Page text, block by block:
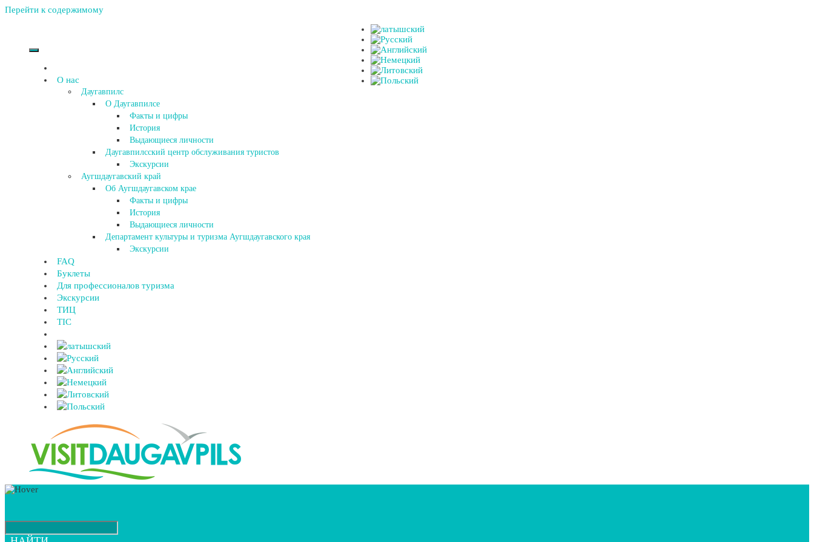
Перейти к содержимому
О нас
Даугавпилс
О Даугавпилсе
Факты и цифры
История
Выдающиеся личности
Даугавпилсский центр обслуживания туристов
Экскурсии
Аугшдаугавский край
Об Аугшдаугавском крае
Факты и цифры
История
Выдающиеся личности
Департамент культуры и туризма Аугшдаугавского края
Экскурсии
FAQ
Буклеты
Для профессионалов туризма
Экскурсии
ТИЦ
TIC